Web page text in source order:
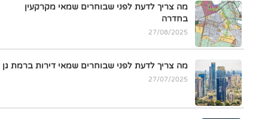
מה צריך לדעת לפני שבוחרים שמאי מקרקעין
בחדרה
27/08/2025
מה צריך לדעת לפני שבוחרים שמאי דירות ברמת גן
27/07/2025